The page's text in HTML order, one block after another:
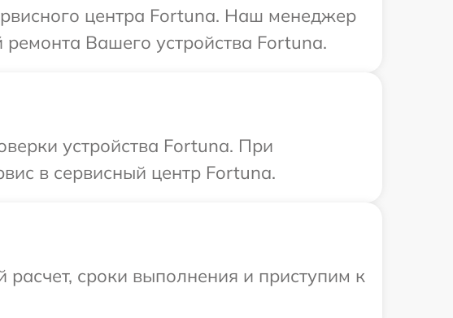
центра Fortuna. Наш менеджер
Вашего устройства Fortuna.
устройства Fortuna. При
в сервисный центр Fortuna.
сроки выполнения и приступим к